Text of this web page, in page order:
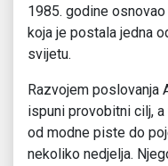
1985. godine osnovao
koja je postala jedna
svijetu.
Razvojem poslovanja
ispuni provobitni cilj,
od modne piste do
nekoliko nedjelja.